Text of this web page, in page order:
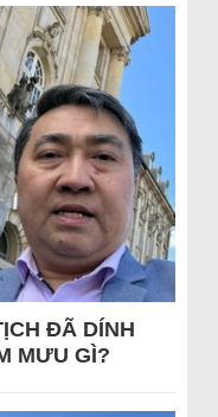
ĐÃ DÍNH
MƯU GÌ?